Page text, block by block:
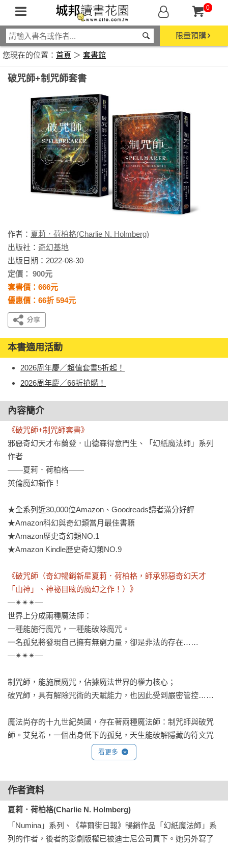
0
限量預購
您現在的位置： 首頁 ＞ 套書館
破咒師+制咒師套書
作者： 夏莉．荷柏格(Charlie N. Holmberg)
出版社： 奇幻基地
出版日期：2022-08-30
定價： 900元
套書價：666元
優惠價：66折 594元
本書適用活動
2026周年慶／超值套書5折起！
2026周年慶／66折搶購！
內容簡介
《破咒師+制咒師套書》
邪惡奇幻天才布蘭登．山德森得意門生、「幻紙魔法師」系列
作者
——夏莉．荷柏格——
英倫魔幻新作！
★全系列近30,000位Amazon、Goodreads讀者滿分好評
★Amazon科幻與奇幻類當月最佳書籍
★Amazon歷史奇幻類NO.1
★Amazon Kindle歷史奇幻類NO.9
《破咒師（奇幻暢銷新星夏莉．荷柏格，師承邪惡奇幻天才
「山神」、神祕目眩的魔幻之作！）》
—✴✴✴—
世界上分成兩種魔法師：
一種能施行魔咒，一種能破除魔咒。
一名孤兒將發現自己擁有無窮力量，卻是非法的存在……
—✴✴✴—
制咒師，能施展魔咒，佔據魔法世界的權力核心；
破咒師，具有解除咒術的天賦能力，也因此受到嚴密管控……
魔法尚存的十九世紀英國，存在著兩種魔法師：制咒師與破咒
師。艾兒希，一個出身低下的孤兒，天生能破解隱藏的符文咒
術。然而，身為未註冊的破咒師，她的天賦卻是不容於世的犯
艾兒希也有另一個祕密身分：每到夜晚，她效命於名為「兜帽
人」的神祕組織，專門破壞貴族設下的魔咒劫富濟貧。某次任
務中，她的身分被英俊的貴族制咒師巴克斯發現，別無選擇
下，她只能受迫為巴克斯做事。數次合作下來，兩人發展出似
有若無的羈絆，艾兒希更發現，這位貴族制咒師身上竟有著未
看更多
作者資料
夏莉．荷柏格(Charlie N. Holmberg)
「Numina」系列、《華爾街日報》暢銷作品「幻紙魔法師」系
列的作者，後者的影劇版權已被迪士尼公司買下。她另外寫了